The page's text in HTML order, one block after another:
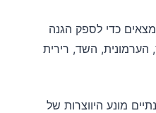
כדי לספק הגנה
הערמונית, השד, רירית
מונע היווצרות של